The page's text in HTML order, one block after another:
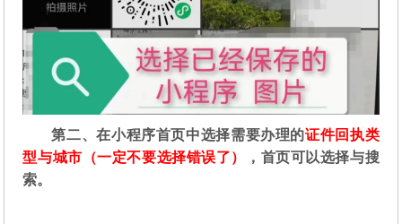
第二、在小程序首页中选择需要办理的证件回执类
型与城市（一定不要选择错误了）
，首页可以选择与搜
索。